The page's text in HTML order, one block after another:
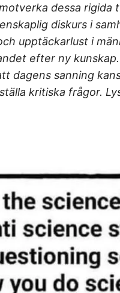
dessa rigida
diskurs i
upptäckarlust i
efter ny
dagens sanning
kritiska frågor.